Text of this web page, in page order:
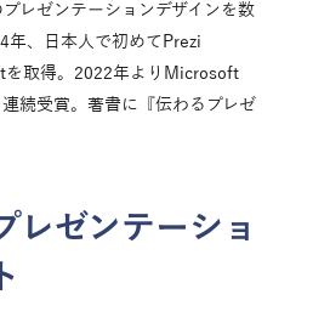
レゼンテーションデザインを数
年、日本人で初めてPrezi
を取得。2022年よりMicrosoft
続受賞。著書に『伝わるプレゼ
レゼンテーショ